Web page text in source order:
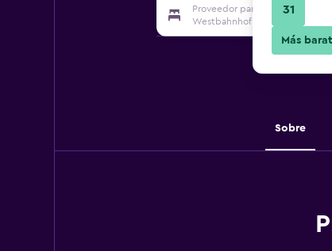
Proveedor para Debo
Westbahnhof
Sobre
31
Más